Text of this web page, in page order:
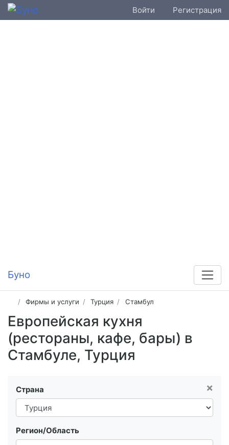
Войти Регистрация
Буно
Фирмы и услуги Турция Стамбул
Европейская кухня
(рестораны, кафе, бары) в
Стамбуле, Турция
×
Страна
Регион/Область